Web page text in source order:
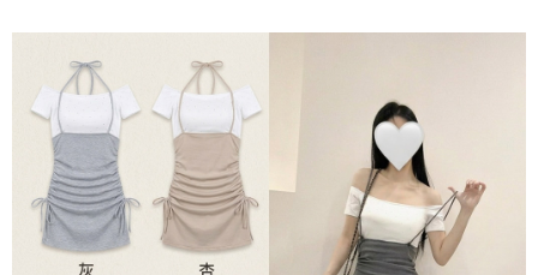
【「AFTEE先享後付」結帳流程】
１．於結帳方式選擇「AFTEE先享後付」後，將跳轉至「AFTEE先享後付」
結帳頁面，進行簡訊認證並確認金額後，即可完成結帳。
２．訂單成立數日內，您將收到繳費通知簡訊。
３．收到繳費通知簡訊後14天內，點擊此簡訊中的連結，可透過四大超商／
ATM／網路銀行／等多元方式進行付款，方視為交易完成。
※ 請注意：結帳手續完成當下不需立刻繳費，但若您需要取消訂單，請聯絡
購買商品的店家。未經商家同意取消之訂單仍視為有效，需透過AFTEE先享
後付繳納相關費用。
※ 交易是否成功請以「AFTEE先享後付 」之結帳頁面顯示為準，若有關於
每筆NT$60，滿NT$800(含以上)免運費
付款後全家取貨
每筆NT$60，滿NT$800(含以上)免運費
7-11貨到付款
每筆NT$60，滿NT$800(含以上)免運費
付款後7-11取貨